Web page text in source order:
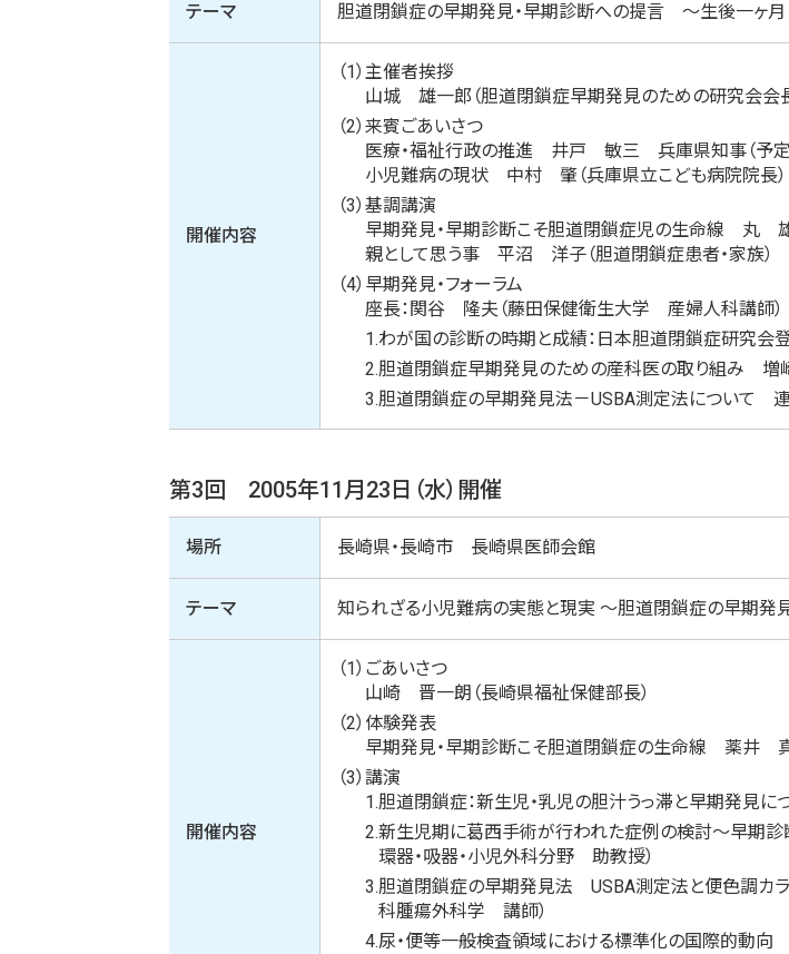
テーマ 胆道閉鎖症の早期発見・早期診断への提言 ～生後一ヶ月
開催内容
（1） 主催者挨拶
山城 雄一郎（胆道閉鎖症早期発見のための研究会会長
（2） 来賓ごあいさつ
医療・福祉行政の推進 井戸 敏三 兵庫県知事（予定
小児難病の現状 中村 肇（兵庫県立こども病院院長）
（3） 基調講演
早期発見・早期診断こそ胆道閉鎖症児の生命線 丸
親として思う事 平沼 洋子（胆道閉鎖症患者・家族）
（4） 早期発見・フォーラム
座長：関谷 隆夫（藤田保健衛生大学 産婦人科講師）
1.わが国の診断の時期と成績：日本胆道閉鎖症研究
2.胆道閉鎖症早期発見のための産科医の取り組み 増
3.胆道閉鎖症の早期発見法－USBA測定法について
第3回 2005年11月23日（水）開催
場所 長崎県・長崎市 長崎県医師会館
テーマ 知られざる小児難病の実態と現実 ～胆道閉鎖症の早期発
開催内容
（1） ごあいさつ
山崎 晋一朗（長崎県福祉保健部長）
（2） 体験発表
早期発見・早期診断こそ胆道閉鎖症の生命線 薬井 真
（3） 講演
1.胆道閉鎖症：新生児・乳児の胆汁うっ滞と早期発見
2.新生児期に葛西手術が行われた症例の検討～早期
環器・吸器・小児外科分野 助教授）
3.胆道閉鎖症の早期発見法 USBA測定法と便色調カ
科腫瘍外科学 講師）
4.尿・便等一般検査領域における標準化の国際的動